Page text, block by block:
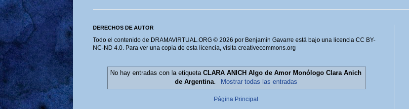
DERECHOS DE AUTOR
Todo el contenido de DRAMAVIRTUAL.ORG © 2026 por Benjamín Gavarre está bajo una licencia CC BY-
NC-ND 4.0. Para ver una copia de esta licencia, visita creativecommons.org
No hay entradas con la etiquetaCLARA ANICH Algo de Amor Monólogo Clara Anich
de Argentina. Mostrar todas las entradas
Página Principal